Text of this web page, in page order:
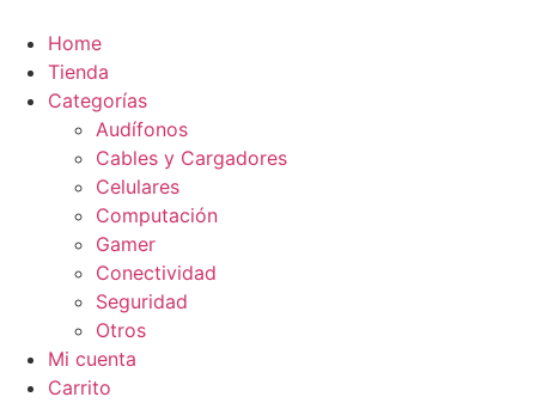
contenido
Home
Tienda
Categorías
Audífonos
Cables y Cargadores
Celulares
Computación
Gamer
Conectividad
Seguridad
Otros
Mi cuenta
Carrito